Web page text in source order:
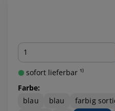
Menge
sofort lieferbar ¹⁾
Farbe:
blau
blau farbig